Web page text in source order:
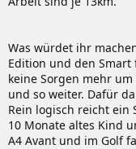
Was würdet ihr
Edition und den Smart
keine Sorgen mehr
und so weiter. Dafür
Rein logisch reicht ein
10 Monate altes Kind
A4 Avant und im Golf